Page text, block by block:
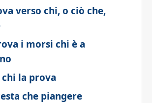
verso chi, o ciò che,
i morsi chi è a
chi la prova
che piangere